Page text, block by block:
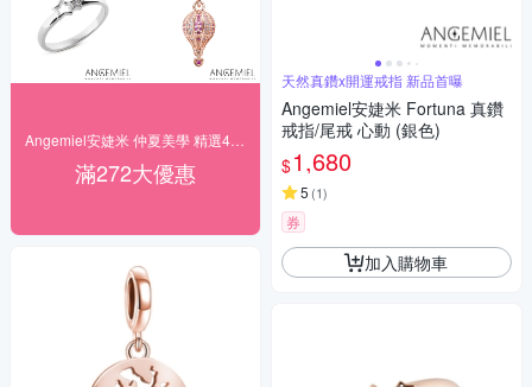
滿272大優惠
天然真鑽x開運戒指 新品首曝
Angemiel安婕米 Fortuna 真鑽
戒指/尾戒 心動 (銀色)
$1,680
5 (1)
券
加入購物車